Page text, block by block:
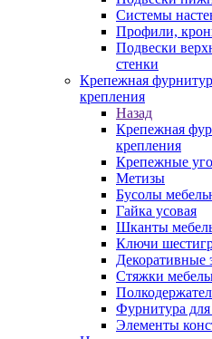
Системы
Профили,
Подвески
стенки
Крепежная
крепления
Назад
Крепежная
крепления
Крепежные
Метизы
Бусолы
Гайка усовая
Шканты
Ключи
Декоративные
Стяжки
Фурнитура для
Элементы